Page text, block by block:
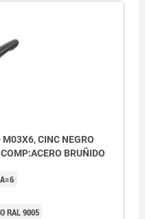
CINC NEGRO
BRUÑIDO
RAL 9005